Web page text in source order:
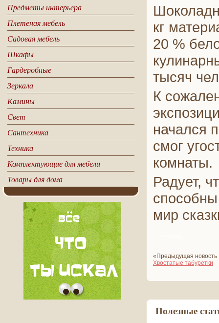
Предметы интерьера
Плетеная мебель
Садовая мебель
Шкафы
Гардеробные
Зеркала
Камины
Свет
Сантехника
Техника
Комплектующие для мебели
Товары для дома
кг
20 %
тысяч
К
начался
смог
комнаты.
Радует,
мир
«Предыдущая новость
Хвостатые табуретки
Полезные